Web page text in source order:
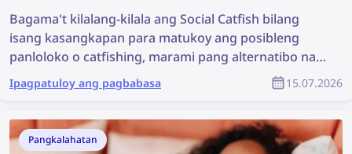
Bagama't kilalang-kilala ang Social Catfish bilang
isang kasangkapan para matukoy ang posibleng
panloloko o catfishing, marami pang alternatibo na
maaaring mas epektibo. Tuklasin ang
pinakamahusay na mga alternatibo sa Social Catfish
panloloko.
Ipagpatuloy ang pagbabasa 15.07.2026
Pangkalahatan